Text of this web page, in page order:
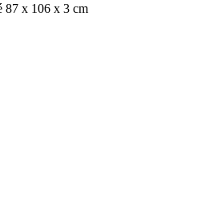
87 x 106 x 3 cm